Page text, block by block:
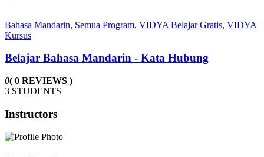
Bahasa Mandarin, Semua Program, VIDYA Belajar Gratis, VIDYA
Kursus
Belajar Bahasa Mandarin - Kata Hubung
0( 0 REVIEWS )
3 STUDENTS
Instructors